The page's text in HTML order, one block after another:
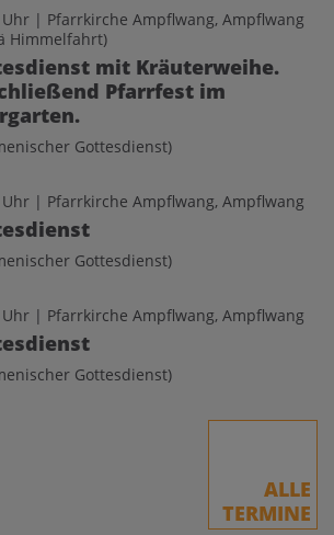
Uhr | Pfarrkirche Ampflwang, Ampflwang
Himmelfahrt)
mit Kräuterweihe.
Pfarrfest im
Gottesdienst)
Uhr | Pfarrkirche Ampflwang, Ampflwang
Gottesdienst)
Uhr | Pfarrkirche Ampflwang, Ampflwang
Gottesdienst)
ALLE
TERMINE